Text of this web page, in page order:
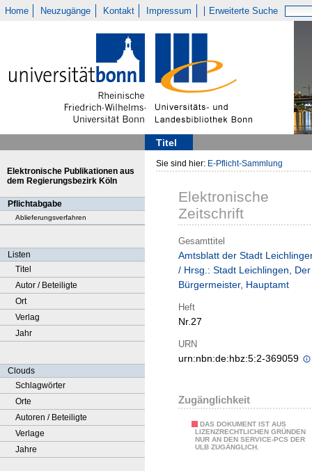
Home Neuzugänge Kontakt Impressum Erweiterte Suche
Titel
Elektronische Publikationen aus
dem Regierungsbezirk Köln
Pflichtabgabe
Ablieferungsverfahren
Listen
Titel
Autor / Beteiligte
Ort
Verlag
Jahr
Clouds
Schlagwörter
Orte
Autoren / Beteiligte
Verlage
Jahre
Sie sind hier: E-Pflicht-Sammlung
Elektronische
Zeitschrift
Gesamttitel
Amtsblatt der Stadt
/ Hrsg.: Stadt Leichlingen, Der
Bürgermeister, Hauptamt
Heft
Nr.27
URN
urn:nbn:de:hbz:5:2-369059
Zugänglichkeit
DAS DOKUMENT IST AUS
LIZENZRECHTLICHEN GRÜNDEN
NUR AN DEN SERVICE-PCS DER
ULB ZUGÄNGLICH.